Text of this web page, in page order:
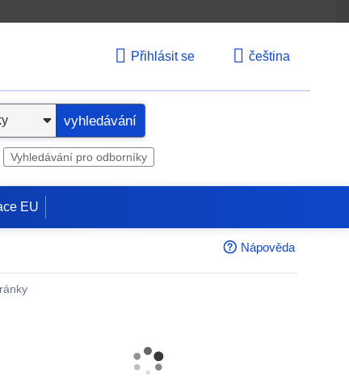
Přihlásit se čeština
vyhledávání
Vyhledávání pro odborníky
EU
Nápověda